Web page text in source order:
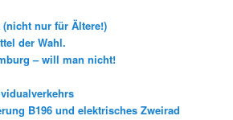
(nicht nur für Ältere!)
der Wahl.
– will man nicht!
B196 und elektrisches Zweirad